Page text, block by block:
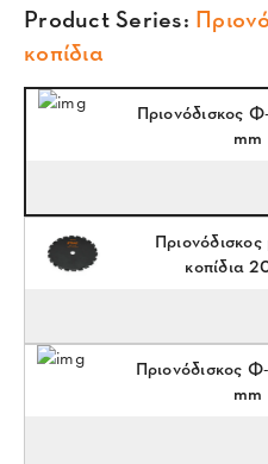
Product Series:
κοπίδια
Πριονόδισκος
mm
κοπίδια
Πριονόδισκος
mm